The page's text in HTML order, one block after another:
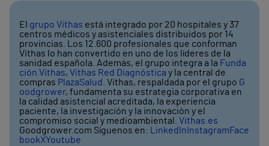
El grupo Vithas está integrado por 20 hospitales y 37
centros médicos y asistenciales distribuidos por 14
provincias. Los 12.600 profesionales que conforman
Vithas lo han convertido en uno de los líderes de la
sanidad española. Además, el grupo integra a la Funda
ción Vithas, Vithas Red Diagnóstica y la central de
compras PlazaSalud . Vithas, respaldada por el grupo G
oodgrower, fundamenta su estrategia corporativa en
la calidad asistencial acreditada, la experiencia
paciente, la investigación y la innovación y el
compromiso social y medioambiental. Vithas.es
Goodgrower.com Síguenos en:
LinkedIn InstagramFace
bookXYoutube